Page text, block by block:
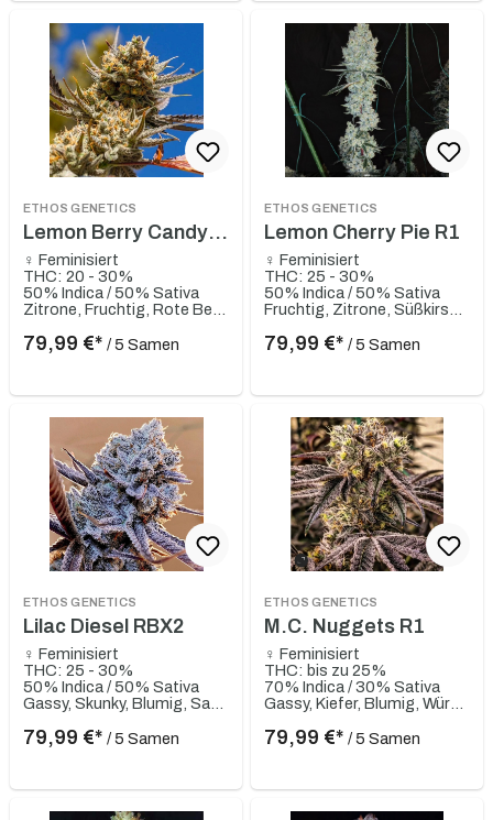
ETHOS GENETICS
Lemon Berry Candy
OG R2
♀ Feminisiert
THC: 20 - 30%
50% Indica / 50% Sativa
Zitrone, Fruchtig, Rote Beeren, Süß, Würzig
79,99 €* / 5 Samen
ETHOS GENETICS
Lemon Cherry Pie R1
♀ Feminisiert
THC: 25 - 30%
50% Indica / 50% Sativa
Fruchtig, Zitrone, Süßkirsche, Pinie, Würzig
79,99 €* / 5 Samen
ETHOS GENETICS
Lilac Diesel RBX2
♀ Feminisiert
THC: 25 - 30%
50% Indica / 50% Sativa
Gassy, Skunky, Blumig, Sauer, Zitrusartig
79,99 €* / 5 Samen
ETHOS GENETICS
M.C. Nuggets R1
♀ Feminisiert
THC: bis zu 25%
70% Indica / 30% Sativa
Gassy, Kiefer, Blumig, Würzig
79,99 €* / 5 Samen